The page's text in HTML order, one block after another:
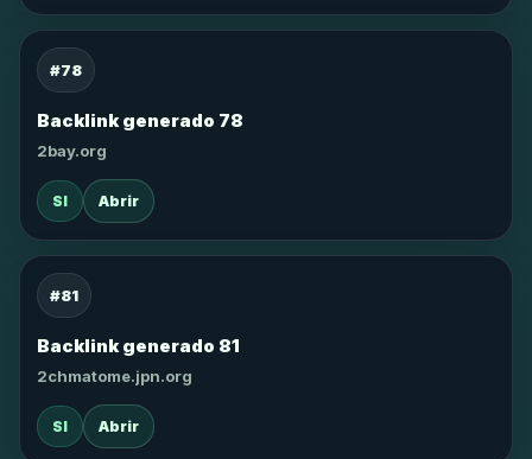
#78
Backlink generado 78
2bay.org
SI Abrir
#81
Backlink generado 81
2chmatome.jpn.org
SI Abrir